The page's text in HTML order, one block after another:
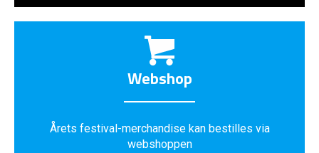
Webshop
Årets festival-merchandise kan bestilles via
webshoppen